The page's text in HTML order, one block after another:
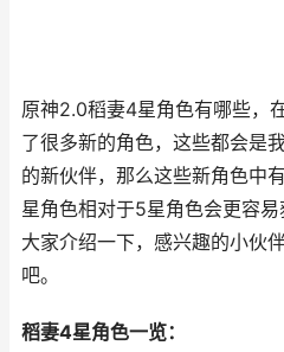
原神2.0稻妻4星角色有哪些，
了很多新的角色，这些都会是
的新伙伴，那么这些新角色中
星角色相对于5星角色会更容
大家介绍一下，感兴趣的小伙
吧。
稻妻4星角色一览：